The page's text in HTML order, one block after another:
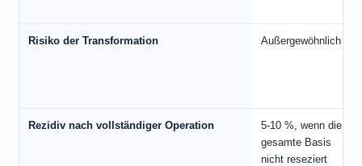
Risiko der Transformation Außergewöhnlich
Rezidiv nach vollständiger Operation
5-10 %, wenn die
gesamte Basis
nicht reseziert